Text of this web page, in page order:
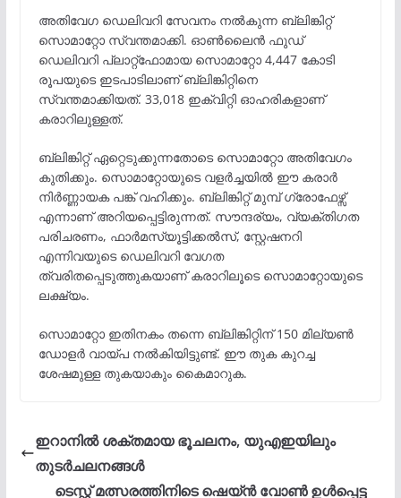
അതിവേഗ ഡെലിവറി സേവനം നൽകുന്ന ബ്ലിങ്കിറ്റ്
സൊമാറ്റോ സ്വന്തമാക്കി. ഓൺലൈൻ ഫുഡ്
ഡെലിവറി പ്ലാറ്റ്ഫോമായ സൊമാറ്റോ 4,447 കോടി
രൂപയുടെ ഇടപാടിലാണ് ബ്ലിങ്കിറ്റിനെ
സ്വന്തമാക്കിയത്. 33,018 ഇക്വിറ്റി ഓഹരികളാണ്
കരാറിലുള്ളത്.
ബ്ലിങ്കിറ്റ് ഏറ്റെടുക്കുന്നതോടെ സൊമാറ്റോ അതിവേഗം
കുതിക്കും. സൊമാറ്റോയുടെ വളർച്ചയിൽ ഈ കരാർ
നിർണ്ണായക പങ്ക് വഹിക്കും. ബ്ലിങ്കിറ്റ് മുമ്പ് ഗ്രോഫേഴ്സ്
എന്നാണ് അറിയപ്പെട്ടിരുന്നത്. സൗന്ദര്യം, വ്യക്തിഗത
പരിചരണം, ഫാർമസ്യൂട്ടിക്കൽസ്, സ്റ്റേഷനറി
എന്നിവയുടെ ഡെലിവറി വേഗത
ത്വരിതപ്പെടുത്തുകയാണ് കരാറിലൂടെ സൊമാറ്റോയുടെ
ലക്ഷ്യം.
സൊമാറ്റോ ഇതിനകം തന്നെ ബ്ലിങ്കിറ്റിന് 150 മില്യണ്‍
ഡോളർ വായ്പ നൽകിയിട്ടുണ്ട്. ഈ തുക കുറച്ച
ശേഷമുള്ള തുകയാകും കൈമാറുക.
ഇറാനില്‍ ശക്തമായ ഭൂചലനം, യുഎഇയിലും
തുടര്‍ചലനങ്ങള്‍
ടെസ്റ്റ് മത്സരത്തിനിടെ ഷെയ്ൻ വോൺ ഉൾപ്പെട്ട